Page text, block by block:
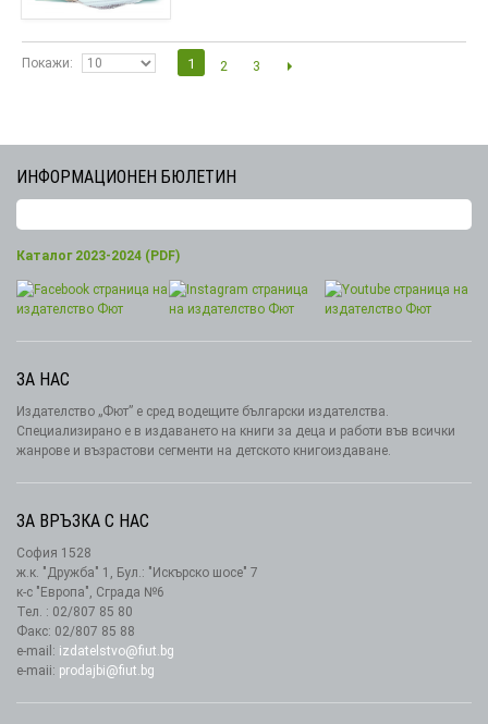
Покажи 1 2 3
ИНФОРМАЦИОНЕН БЮЛЕТИН
Каталог 2023-2024 (PDF)
ЗА НАС
Издателство „Фют” е сред водещите български издателства.
Специализирано е в издаването на книги за деца и работи във всички
жанрове и възрастови сегменти на детското книгоиздаване.
ЗА ВРЪЗКА С НАС
София 1528
ж.к. "Дружба" 1, Бул.: "Искърско шосе" 7
к-с "Европа", Сграда №6
Тел. : 02/807 85 80
Факс: 02/807 85 88
e-mail: izdatelstvo@fiut.bg
e-maii: prodajbi@fiut.bg